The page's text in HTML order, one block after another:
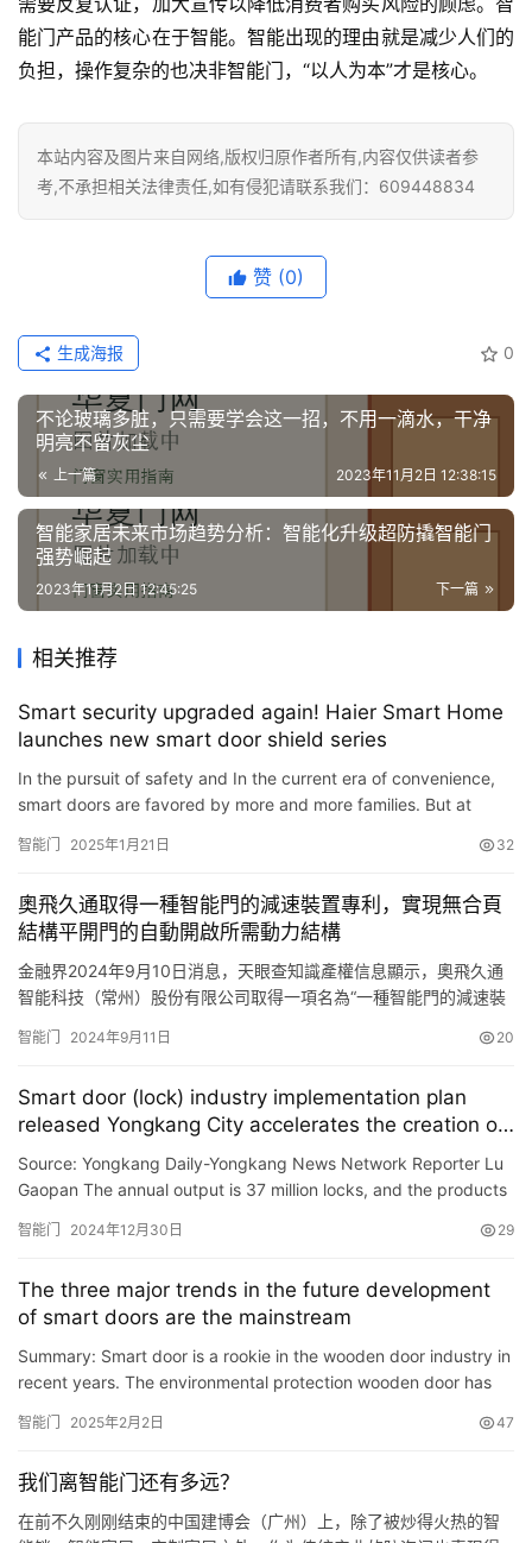
安
装
修
门
业
联
系
我
们
能门产品的核心在于智能。智能出现的理由就是减少人们的
负担，操作复杂的也决非智能门，“以人为本”才是核心。
本站内容及图片来自网络,版权归原作者所有,内容仅供读者参
考,不承担相关法律责任,如有侵犯请联系我们：609448834
赞 (0)
0
生成海报
不论玻璃多脏，只需要学会这一招，不用一滴水，干净
明亮不留灰尘
上一篇 2023年11月2日 12:38:15
智能家居未来市场趋势分析：智能化升级超防撬智能门
强势崛起
下一篇
2023年11月2日 12:45:25
相关推荐
Smart security upgraded again! Haier Smart Home
launches new smart door shield series
In the pursuit of safety and In the current era of convenience,
smart doors are favored by more and more families. But at
智能门 2025年1月21日 32
奧飛久通取得一種智能門的減速裝置專利，實現無合頁
結構平開門的自動開啟所需動力結構
金融界2024年9月10日消息，天眼查知識產權信息顯示，奧飛久通
智能科技（常州）股份有限公司取得一項名為“一種智能門的減速裝
摘要顯示，本實用新型公開瞭一種智能門的減速裝置，包括安裝底
體，下殼體與上殼體之間的中部轉動設置有第一轉…
智能门 2024年9月11日 20
Smart door (lock) industry implementation plan
released Yongkang City accelerates the creation of
a high-end smart door lock industry cluster
Source: Yongkang Daily-Yongkang News Network Reporter Lu
Gaopan The annual output is 37 million locks, and the products
智能门 2024年12月30日 29
The three major trends in the future development
of smart doors are the mainstream
Summary: Smart door is a rookie in the wooden door industry in
recent years. The environmental protection wooden door has
智能门 2025年2月2日 47
我们离智能门还有多远？
在前不久刚刚结束的中国建博会（广州）上，除了被炒得火热的智